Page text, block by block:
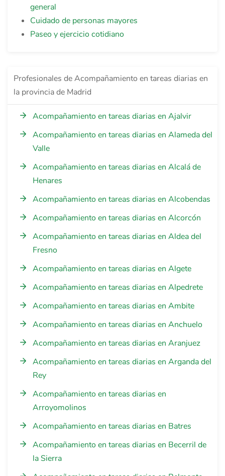
general
Cuidado de personas mayores
Paseo y ejercicio cotidiano
Profesionales de Acompañamiento en tareas diarias en
la provincia de Madrid
Acompañamiento en tareas diarias en Ajalvir
Acompañamiento en tareas diarias en Alameda del
Valle
Acompañamiento en tareas diarias en Alcalá de
Henares
Acompañamiento en tareas diarias en Alcobendas
Acompañamiento en tareas diarias en Alcorcón
Acompañamiento en tareas diarias en Aldea del
Fresno
Acompañamiento en tareas diarias en Algete
Acompañamiento en tareas diarias en Alpedrete
Acompañamiento en tareas diarias en Ambite
Acompañamiento en tareas diarias en Anchuelo
Acompañamiento en tareas diarias en Aranjuez
Acompañamiento en tareas diarias en Arganda del
Rey
Acompañamiento en tareas diarias en
Arroyomolinos
Acompañamiento en tareas diarias en Batres
Acompañamiento en tareas diarias en Becerril de
la Sierra